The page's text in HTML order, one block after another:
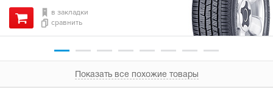
в закладки
сравнить
Показать все похожие товары